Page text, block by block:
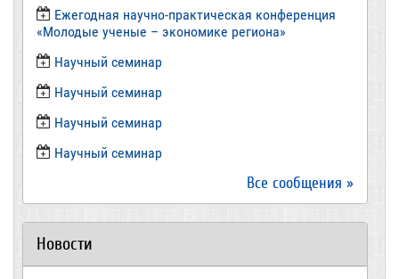
Ежегодная научно-практическая конференция
«Молодые ученые – экономике региона»
​Научный семинар
​Научный семинар
Научный семинар
​Научный семинар
Все сообщения »
Новости